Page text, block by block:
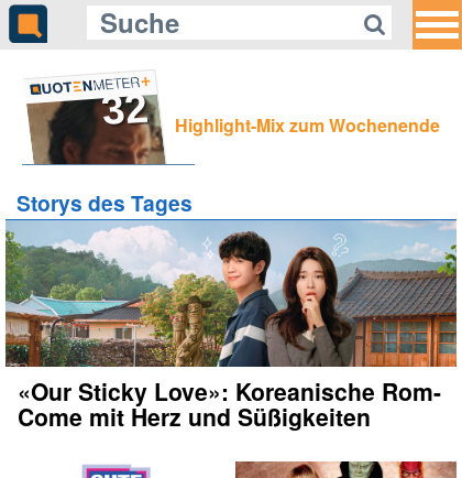
32 Highlight-Mix zum Wochenende
Storys des Tages
«Our Sticky Love»: Koreanische Rom-
Come mit Herz und Süßigkeiten